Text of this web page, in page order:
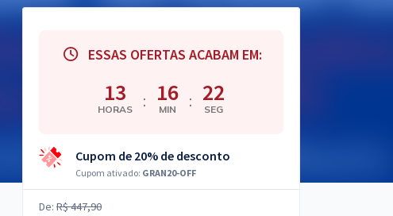
ESSAS OFERTAS ACABAM EM:
13
HORAS : 16
MIN : 21
SEG
Cupom de 20% de desconto
Cupom ativado: GRAN20-OFF
De: R$ 447,90